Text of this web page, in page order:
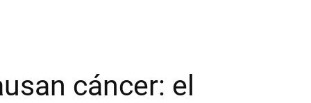
cáncer: el